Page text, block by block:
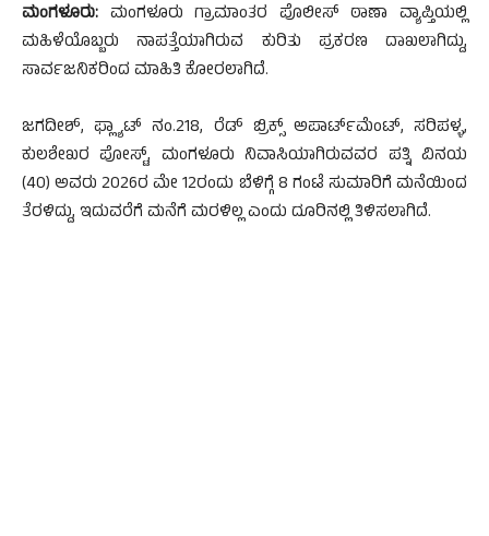
ಮಂಗಳೂರು: ಮಂಗಳೂರು ಗ್ರಾಮಾಂತರ ಪೊಲೀಸ್ ಠಾಣಾ ವ್ಯಾಪ್ತಿಯಲ್ಲಿ
ಮಹಿಳೆಯೊಬ್ಬರು ನಾಪತ್ತೆಯಾಗಿರುವ ಕುರಿತು ಪ್ರಕರಣ ದಾಖಲಾಗಿದ್ದು,
ಸಾರ್ವಜನಿಕರಿಂದ ಮಾಹಿತಿ ಕೋರಲಾಗಿದೆ.
ಜಗದೀಶ್, ಫ್ಲ್ಯಾಟ್ ನಂ.218, ರೆಡ್ ಬ್ರಿಕ್ಸ್ ಅಪಾರ್ಟ್‌ಮೆಂಟ್, ಸರಿಪಳ್ಳ,
ಕುಲಶೇಖರ ಪೋಸ್ಟ್, ಮಂಗಳೂರು ನಿವಾಸಿಯಾಗಿರುವವರ ಪತ್ನಿ ವಿನಯ
(40) ಅವರು 2026ರ ಮೇ 12ರಂದು ಬೆಳಿಗ್ಗೆ 8 ಗಂಟೆ ಸುಮಾರಿಗೆ ಮನೆಯಿಂದ
ತೆರಳಿದ್ದು, ಇದುವರೆಗೆ ಮನೆಗೆ ಮರಳಿಲ್ಲ ಎಂದು ದೂರಿನಲ್ಲಿ ತಿಳಿಸಲಾಗಿದೆ.